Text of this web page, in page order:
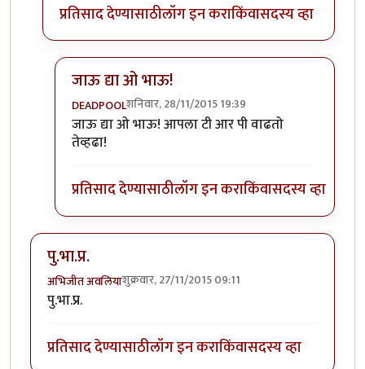
प्रतिसाद देण्यासाठीलॉग इन कराकिंवासदस्य व्हा
जाऊ द्या ओ भाऊ!
DEADPOOLशनिवार, 28/11/2015 19:39
In reply toनाय वो. मी फक्त पुण्यातलेbyविजुभाऊ
जाऊ द्या ओ भाऊ! आपला टी आर पी वाढतो
तेव्हढा!
प्रतिसाद देण्यासाठीलॉग इन कराकिंवासदस्य व्हा
पु.भा.प्र.
अभिजीत अवलियाशुक्रवार, 27/11/2015 09:11
पु.भा.प्र.
प्रतिसाद देण्यासाठीलॉग इन कराकिंवासदस्य व्हा